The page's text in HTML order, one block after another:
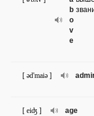
b
o
v
e
[ əd'maiə ]
age
[ eiʤ ]